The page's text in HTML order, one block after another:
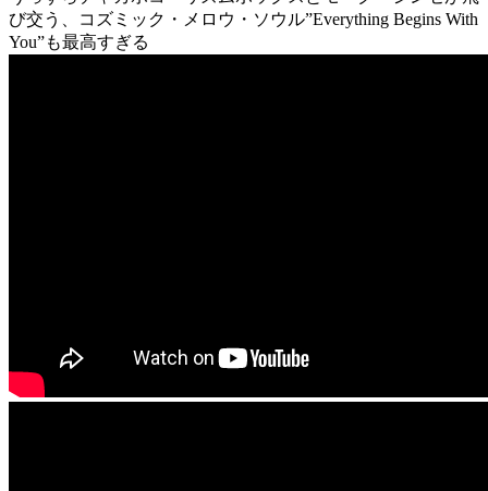
び交う、コズミック・メロウ・ソウル”Everything Begins With
You”も最高すぎる